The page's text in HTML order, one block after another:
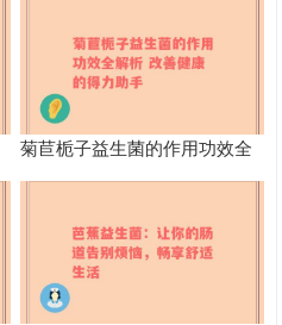
菊苣栀子益生菌的作用功效全
解析 改善健康的得力助手